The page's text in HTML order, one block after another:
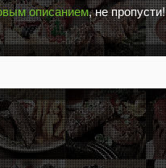
описанием, не пропусти!